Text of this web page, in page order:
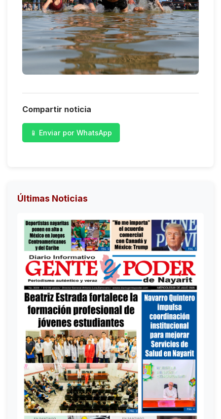
Compartir noticia
📱 Enviar por WhatsApp
Últimas Noticias